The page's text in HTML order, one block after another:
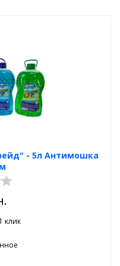
- 5л Антимошка
клик